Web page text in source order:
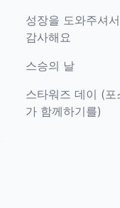
성장을 도와주셔서
감사해요
스승의 날
스타워즈 데이 (포
가 함께하기를)